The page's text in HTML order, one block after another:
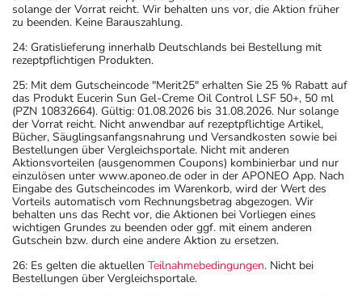
solange der Vorrat reicht. Wir behalten uns vor, die Aktion früher
zu beenden. Keine Barauszahlung.
24: Gratislieferung innerhalb Deutschlands bei Bestellung mit
rezeptpflichtigen Produkten.
25: Mit dem Gutscheincode "Merit25" erhalten Sie 25 % Rabatt auf
das Produkt Eucerin Sun Gel-Creme Oil Control LSF 50+, 50 ml
(PZN 10832664). Gültig: 01.08.2026 bis 31.08.2026. Nur solange
der Vorrat reicht. Nicht anwendbar auf rezeptpflichtige Artikel,
Bücher, Säuglingsanfangsnahrung und Versandkosten sowie bei
Bestellungen über Vergleichsportale. Nicht mit anderen
Aktionsvorteilen (ausgenommen Coupons) kombinierbar und nur
einzulösen unter www.aponeo.de oder in der APONEO App. Nach
Eingabe des Gutscheincodes im Warenkorb, wird der Wert des
Vorteils automatisch vom Rechnungsbetrag abgezogen. Wir
behalten uns das Recht vor, die Aktionen bei Vorliegen eines
wichtigen Grundes zu beenden oder ggf. mit einem anderen
Gutschein bzw. durch eine andere Aktion zu ersetzen.
26: Es gelten die aktuellen Teilnahmebedingungen. Nicht bei
Bestellungen über Vergleichsportale.